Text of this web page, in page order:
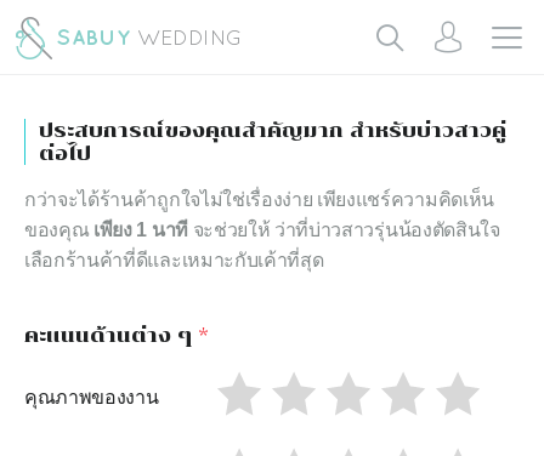
ประสบการณ์ของคุณสำคัญมาก สำหรับบ่าวสาวคู่
ต่อไป
กว่าจะได้ร้านค้าถูกใจไม่ใช่เรื่องง่าย เพียงแชร์ความคิดเห็น
ของคุณ เพียง 1 นาที จะช่วยให้ ว่าที่บ่าวสาวรุ่นน้องตัดสินใจ
เลือกร้านค้าที่ดีและเหมาะกับเค้าที่สุด
คะแนนด้านต่าง ๆ *
คุณภาพของงาน